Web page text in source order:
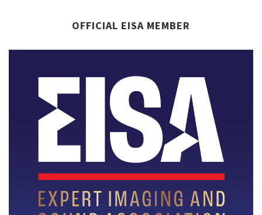
OFFICIAL EISA MEMBER